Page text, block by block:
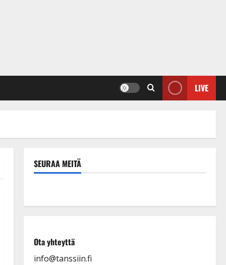
LIVE
SEURAA MEITÄ
Ota yhteyttä
info@tanssiin.fi